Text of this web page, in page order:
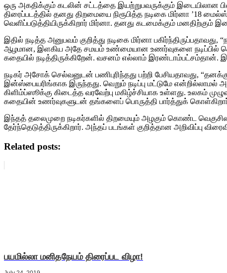
ஒரு அகதிக்கும் கடலின் சட்டத்தை இயற்றுபவருக்கும் இடையிலான
திரைப்படத்தில் தனது திறமையை நிரூபித்த நடிகை மிர்னா ’18
வெளிப்படுத்தியிருக்கிறார் மிர்னா. தனது கடமைக்கும்
இதில் நடித்த அனுபவம் குறித்து நடிகை மிர்னா
ஆழமான, இளகிய அதே சமயம் உண்மையான உணர்வுகளை நடிப்பில்
கதையில் நடித்திருக்கிறேன். வசனம் எல்லாம் இரண்டாம்பட்சம்தான்.
நடிகர் அசோக் செல்வனுடன் பணிபுரிந்தது பற்றி பேசியதாவது,
இன்ஸ்பையரிங்காக இருந்தது. வெறும் நடிப்பு மட்டுமே
கிளிம்ப்ஸூக்கு கிடைத்த வரவேற்பு மகிழ்ச்சியாக உள்ளது. உலகம்
கதையின் உணர்வுகளுடன் தங்களைப் பொருத்தி பார்த்துக்
இந்தத் தலைமுறை நடிகர்களில் திறமையும் அழகும் கொண்ட
தேர்ந்தெடுத்திருக்கிறார். அந்தப் படங்கள் குறித்தான அறிவிப்பு
Related posts:
பயமில்லா மனிதநேயம் திரைப்பட விழா!